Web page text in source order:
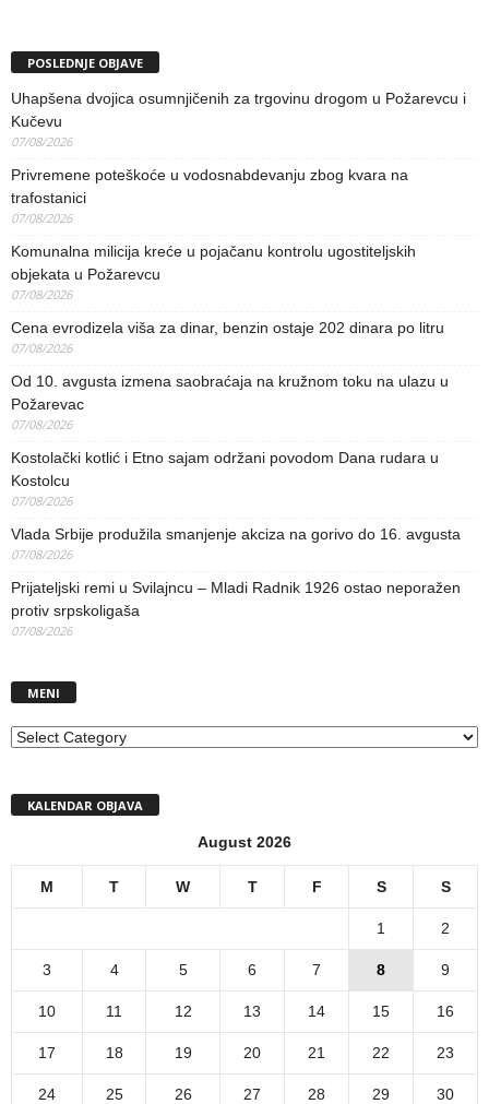
POSLEDNJE OBJAVE
Uhapšena dvojica osumnjičenih za trgovinu drogom u Požarevcu i
Kučevu
07/08/2026
Privremene poteškoće u vodosnabdevanju zbog kvara na
trafostanici
07/08/2026
Komunalna milicija kreće u pojačanu kontrolu ugostiteljskih
objekata u Požarevcu
07/08/2026
Cena evrodizela viša za dinar, benzin ostaje 202 dinara po litru
07/08/2026
Od 10. avgusta izmena saobraćaja na kružnom toku na ulazu u
Požarevac
07/08/2026
Kostolački kotlić i Etno sajam održani povodom Dana rudara u
Kostolcu
07/08/2026
Vlada Srbije produžila smanjenje akciza na gorivo do 16. avgusta
07/08/2026
Prijateljski remi u Svilajncu – Mladi Radnik 1926 ostao neporažen
protiv srpskoligaša
07/08/2026
MENI
MENI
KALENDAR OBJAVA
August 2026
M T W T F S S
1 2
3 4 5 6 7 8 9
10 11 12 13 14 15 16
17 18 19 20 21 22 23
24 25 26 27 28 29 30